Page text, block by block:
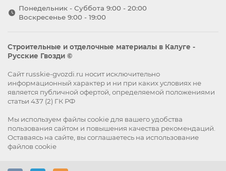
Понедельник - Суббота 9:00 - 20:00
Воскресенье 9:00 - 19:00
Строительные и отделочные материалы в Калуге -
Русские Гвозди ©
Сайт russkie-gvozdi.ru носит исключительно
информационный характер и ни при каких условиях не
является публичной офертой, определяемой положениями
статьи 437 (2) ГК РФ
Мы используем файлы cookie для вашего удобства
пользования сайтом и повышения качества рекомендаций.
Оставаясь на сайте, вы соглашаетесь на использование
файлов cookie